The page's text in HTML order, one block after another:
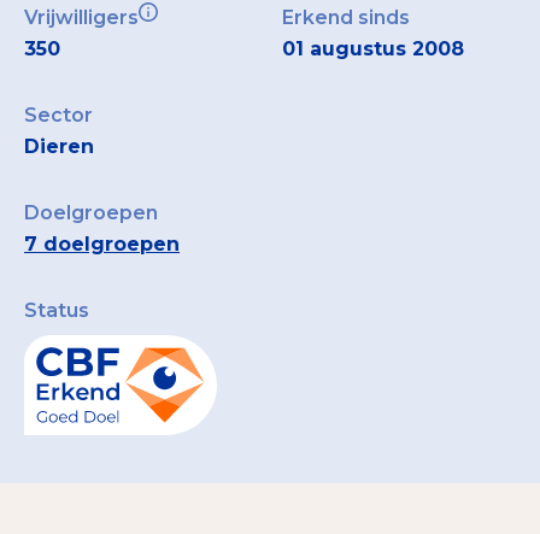
Vrijwilligers
350
Erkend sinds
01 augustus 2008
Sector
Dieren
Doelgroepen
7 doelgroepen
Status